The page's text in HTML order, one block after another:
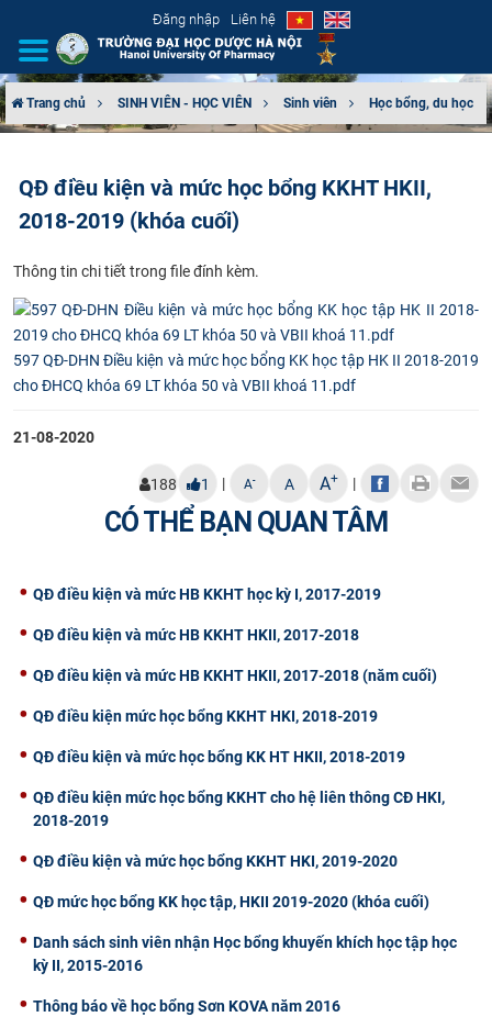
Đăng nhập Liên hệ
CƠ CẤU TỔ CHỨC
ĐÀO TẠO
ĐẢM BẢO CHẤT LƯỢNG
CỰU NGƯỜI HỌC
Trang chủ SINH VIÊN - HỌC VIÊN Sinh viên Học bổng, du học
QĐ điều kiện và mức học bổng KKHT HKII,
2018-2019 (khóa cuối)
Thông ti​n chi tiết trong file đính kèm.
597 QĐ-DHN Điều kiện và mức học bổng KK học tập HK II 2018-2019
cho ĐHCQ khóa 69 LT khóa 50 và VBII khoá 11.pdf
21-08-2020
188 1 | A- A A+ |
CÓ THỂ BẠN QUAN TÂM
QĐ điều kiện và mức HB KKHT học kỳ I, 2017-2019
QĐ điều kiện và mức HB KKHT HKII, 2017-2018
QĐ điều kiện và mức HB KKHT HKII, 2017-2018 (năm cuối)
QĐ điều kiện mức học bổng KKHT HKI, 2018-2019
QĐ điều kiện và mức học bổng KK HT HKII, 2018-2019
QĐ điều kiện mức học bổng KKHT cho hệ liên thông CĐ HKI,
2018-2019
QĐ điều kiện và mức học bổng KKHT HKI, 2019-2020
QĐ mức học bổng KK học tập, HKII 2019-2020 (khóa cuối)
Danh sách sinh viên nhận Học bổng khuyến khích học tập học
kỳ II, 2015-2016
Thông báo về học bổng Sơn KOVA năm 2016